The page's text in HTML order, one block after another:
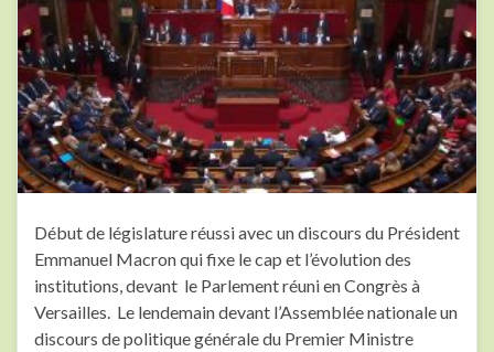
Début de législature réussi avec un discours du Président
Emmanuel Macron qui fixe le cap et l’évolution des
institutions, devant le Parlement réuni en Congrès à
Versailles. Le lendemain devant l’Assemblée nationale un
discours de politique générale du Premier Ministre